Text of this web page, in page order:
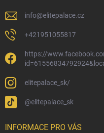
info@elitepalace.cz
+421951055817
https://
elitepalace_sk/
@elitepalace_sk
INFORMACE PRO VÁS